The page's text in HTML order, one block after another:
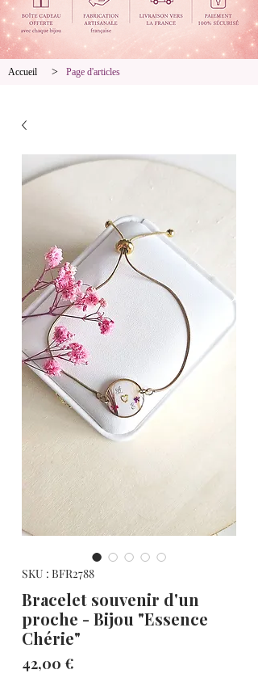
Accueil > Page d'articles
SKU : BFR2788
Bracelet souvenir d'un
proche - Bijou "Essence
Chérie"
42,00 €